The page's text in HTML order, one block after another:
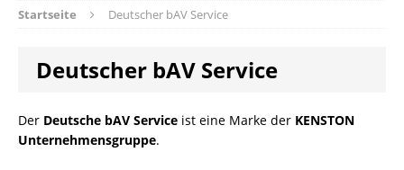
Startseite Deutscher bAV Service
Deutscher bAV Service
Der Deutsche bAV Service ist eine Marke der KENSTON
Unternehmensgruppe.